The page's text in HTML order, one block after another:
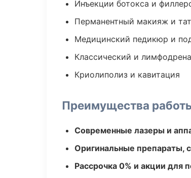
Инъекции ботокса и
Перманентный макияж и
Медицинский педикюр и
Классический и
Криолиполиз и кавитация
Преимущества
Современные лазеры и
Оригинальные препараты,
Рассрочка 0% и акции для